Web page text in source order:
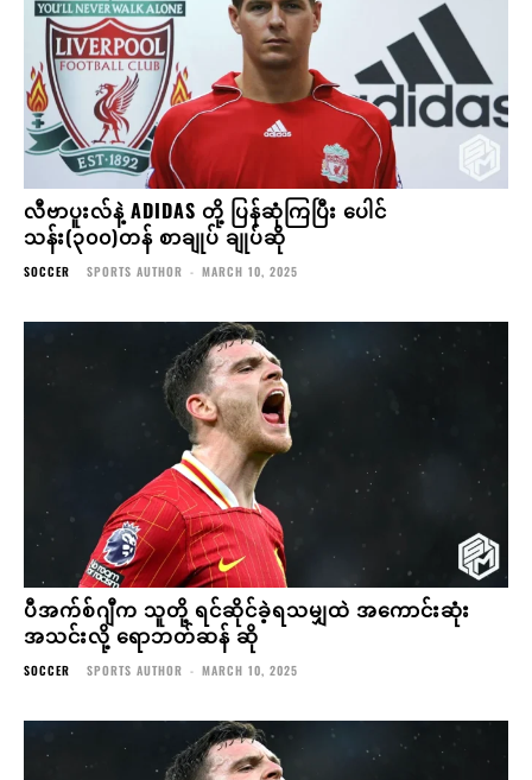
လီဗာပူးလ်နဲ့ ADIDAS တို့ ပြန်ဆုံကြပြီး ပေါင်
သန်း(၃၀၀)တန် စာချုပ် ချုပ်ဆို
SOCCER SPORTS AUTHOR - MARCH 10, 2025
ပီအက်စ်ဂျီက သူတို့ ရင်ဆိုင်ခဲ့ရသမျှထဲ အကောင်းဆုံး
အသင်းလို့ ရောဘတ်ဆန် ဆို
SOCCER SPORTS AUTHOR - MARCH 10, 2025